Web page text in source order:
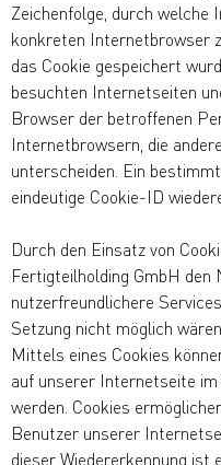
Zeichenfolge, durch welche
konkreten Internetbrowser
das Cookie gespeichert
besuchten Internetseiten
Browser der betroffenen
Internetbrowsern, die
unterscheiden. Ein
eindeutige Cookie-ID
Durch den Einsatz von
Fertigteilholding GmbH
nutzerfreundlichere
Setzung nicht möglich
Mittels eines Cookies
auf unserer Internetseite
werden. Cookies
Benutzer unserer
dieser Wiedererkennung ist